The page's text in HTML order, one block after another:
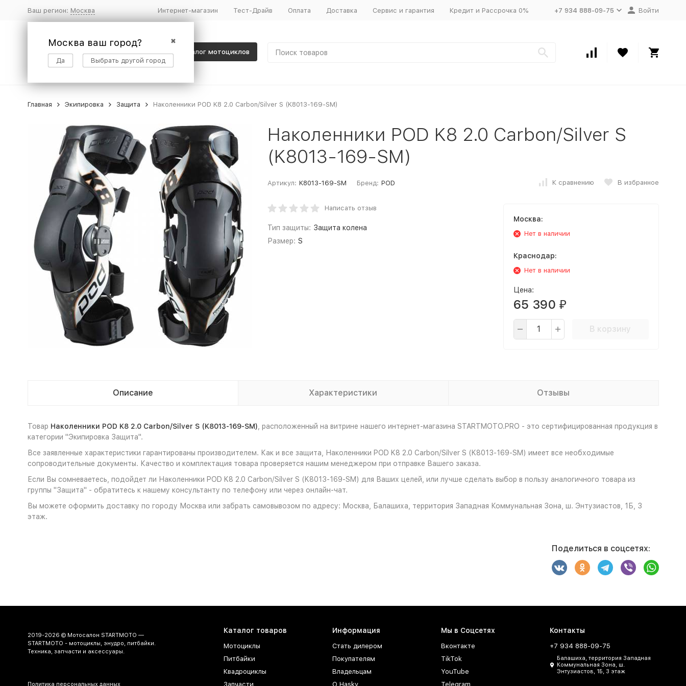
Ваш регион: Москва
✖
Москва ваш город?
Да Выбрать другой город
Интернет-магазин Тест-Драйв Оплата Доставка Сервис и гарантия Кредит и Рассрочка 0% +7 934 888-09-75 Войти
Каталог мотоциклов
Главная Экипировка Защита Наколенники POD K8 2.0 Carbon/Silver S (K8013-169-SM)
Наколенники POD K8 2.0 Carbon/Silver S
(K8013-169-SM)
Артикул: K8013-169-SM Бренд: POD К сравнению В избранное
Написать отзыв
Тип защиты: Защита колена
Размер: S
Москва:
Нет в наличии
Краснодар:
Нет в наличии
Цена:
65 390 ₽
В корзину
Описание Характеристики Отзывы
Товар Наколенники POD K8 2.0 Carbon/Silver S (K8013-169-SM) , расположенный на витрине нашего интернет-магазина STARTMOTO.PRO - это сертифицированная продукция в
категории "Экипировка Защита".
Все заявленные характеристики гарантированы производителем. Как и все защита, Наколенники POD K8 2.0 Carbon/Silver S (K8013-169-SM) имеет все необходимые
сопроводительные документы. Качество и комплектация товара проверяется нашим менеджером при отправке Вашего заказа.
Если Вы сомневаетесь, подойдет ли Наколенники POD K8 2.0 Carbon/Silver S (K8013-169-SM) для Ваших целей, или лучше сделать выбор в пользу аналогичного товара из
группы "Защита" - обратитесь к нашему консультанту по телефону или через онлайн-чат.
Вы можете оформить доставку по городу Москва или забрать самовывозом по адресу: Москва, Балашиха, территория Западная Коммунальная Зона, ш. Энтузиастов, 1Б, 3
этаж.
Поделиться в соцсетях:
2019-2026 © Мотосалон STARTMOTO —
STARTMOTO - мотоциклы, энудро, питбайки.
Техника, запчасти и аксессуары.
Политика персональных данных
Каталог товаров
Мотоциклы
Питбайки
Квадроциклы
Запчасти
Информация
Стать дилером
Покупателям
Владельцам
О Hasky
Мы в Соцсетях
Вконтакте
TikTok
YouTube
Telegram
Контакты
+7 934 888-09-75
Балашиха, территория Западная
Коммунальная Зона, ш.
Энтузиастов, 1Б, 3 этаж